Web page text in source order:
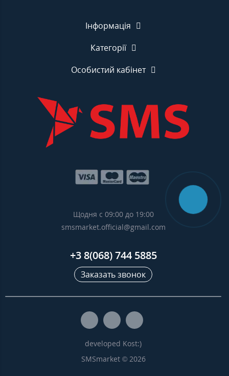
Інформація
Категорії
Особистий кабінет
Щодня с 09:00 до 19:00
smsmarket.official@gmail.com
+3 8(068) 744 5885
Заказать звонок
SMSmarket © 2026
developed Kost:)